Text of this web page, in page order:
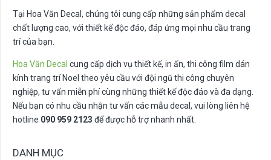
Tại Hoa Văn Decal, chúng tôi cung cấp những sản phẩm decal
chất lượng cao, với thiết kế độc đáo, đáp ứng mọi nhu cầu trang
trí của bạn.
Hoa Văn Decal cung cấp dịch vụ thiết kế, in ấn, thi công film dán
kính trang trí Noel theo yêu cầu với đội ngũ thi công chuyên
nghiệp, tư vấn miễn phí cùng những thiết kế độc đáo và đa dạng.
Nếu bạn có nhu cầu nhận tư vấn các mẫu decal, vui lòng liên hệ
hotline 090 959 2123 để được hỗ trợ nhanh nhất.
DANH MỤC